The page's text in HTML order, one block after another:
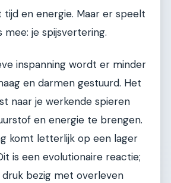
tijd en energie. Maar er speelt
mee: je spijsvertering.
inspanning wordt er minder
en darmen gestuurd. Het
naar je werkende spieren
en energie te brengen.
komt letterlijk op een lager
is een evolutionaire reactie;
bezig met overleven